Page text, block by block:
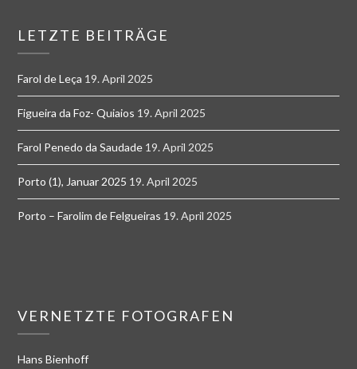
LETZTE BEITRÄGE
Farol de Leça 19. April 2025
Figueira da Foz- Quiaios 19. April 2025
Farol Penedo da Saudade 19. April 2025
Porto (1), Januar 2025 19. April 2025
Porto – Farolim de Felgueiras 19. April 2025
VERNETZTE FOTOGRAFEN
Hans Bienhoff